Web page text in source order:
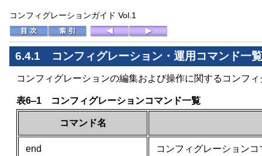
コンフィグレーションガイド Vol.1
6.4.1 コンフィグレーション・運用コマンド一覧
コンフィグレーションの編集および操作に関するコンフ
表6‒1 コンフィグレーションコマンド一覧
コマンド名
end コンフィグレーション